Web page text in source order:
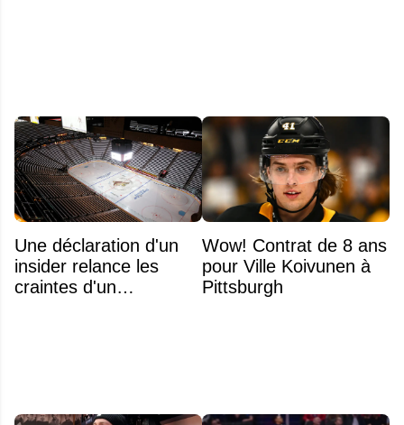
Une déclaration d'un
insider relance les
craintes d'un
Wow! Contrat de 8 ans
pour Ville Koivunen à
Pittsburgh